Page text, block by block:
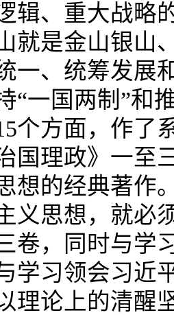
辑、重大战略
就是金山银山
一、统筹发展
“一国两制”和
个方面，作了
国理政》一至
想的经典著作
义思想，就必
卷，同时与学
学习领会习近
理论上的清醒